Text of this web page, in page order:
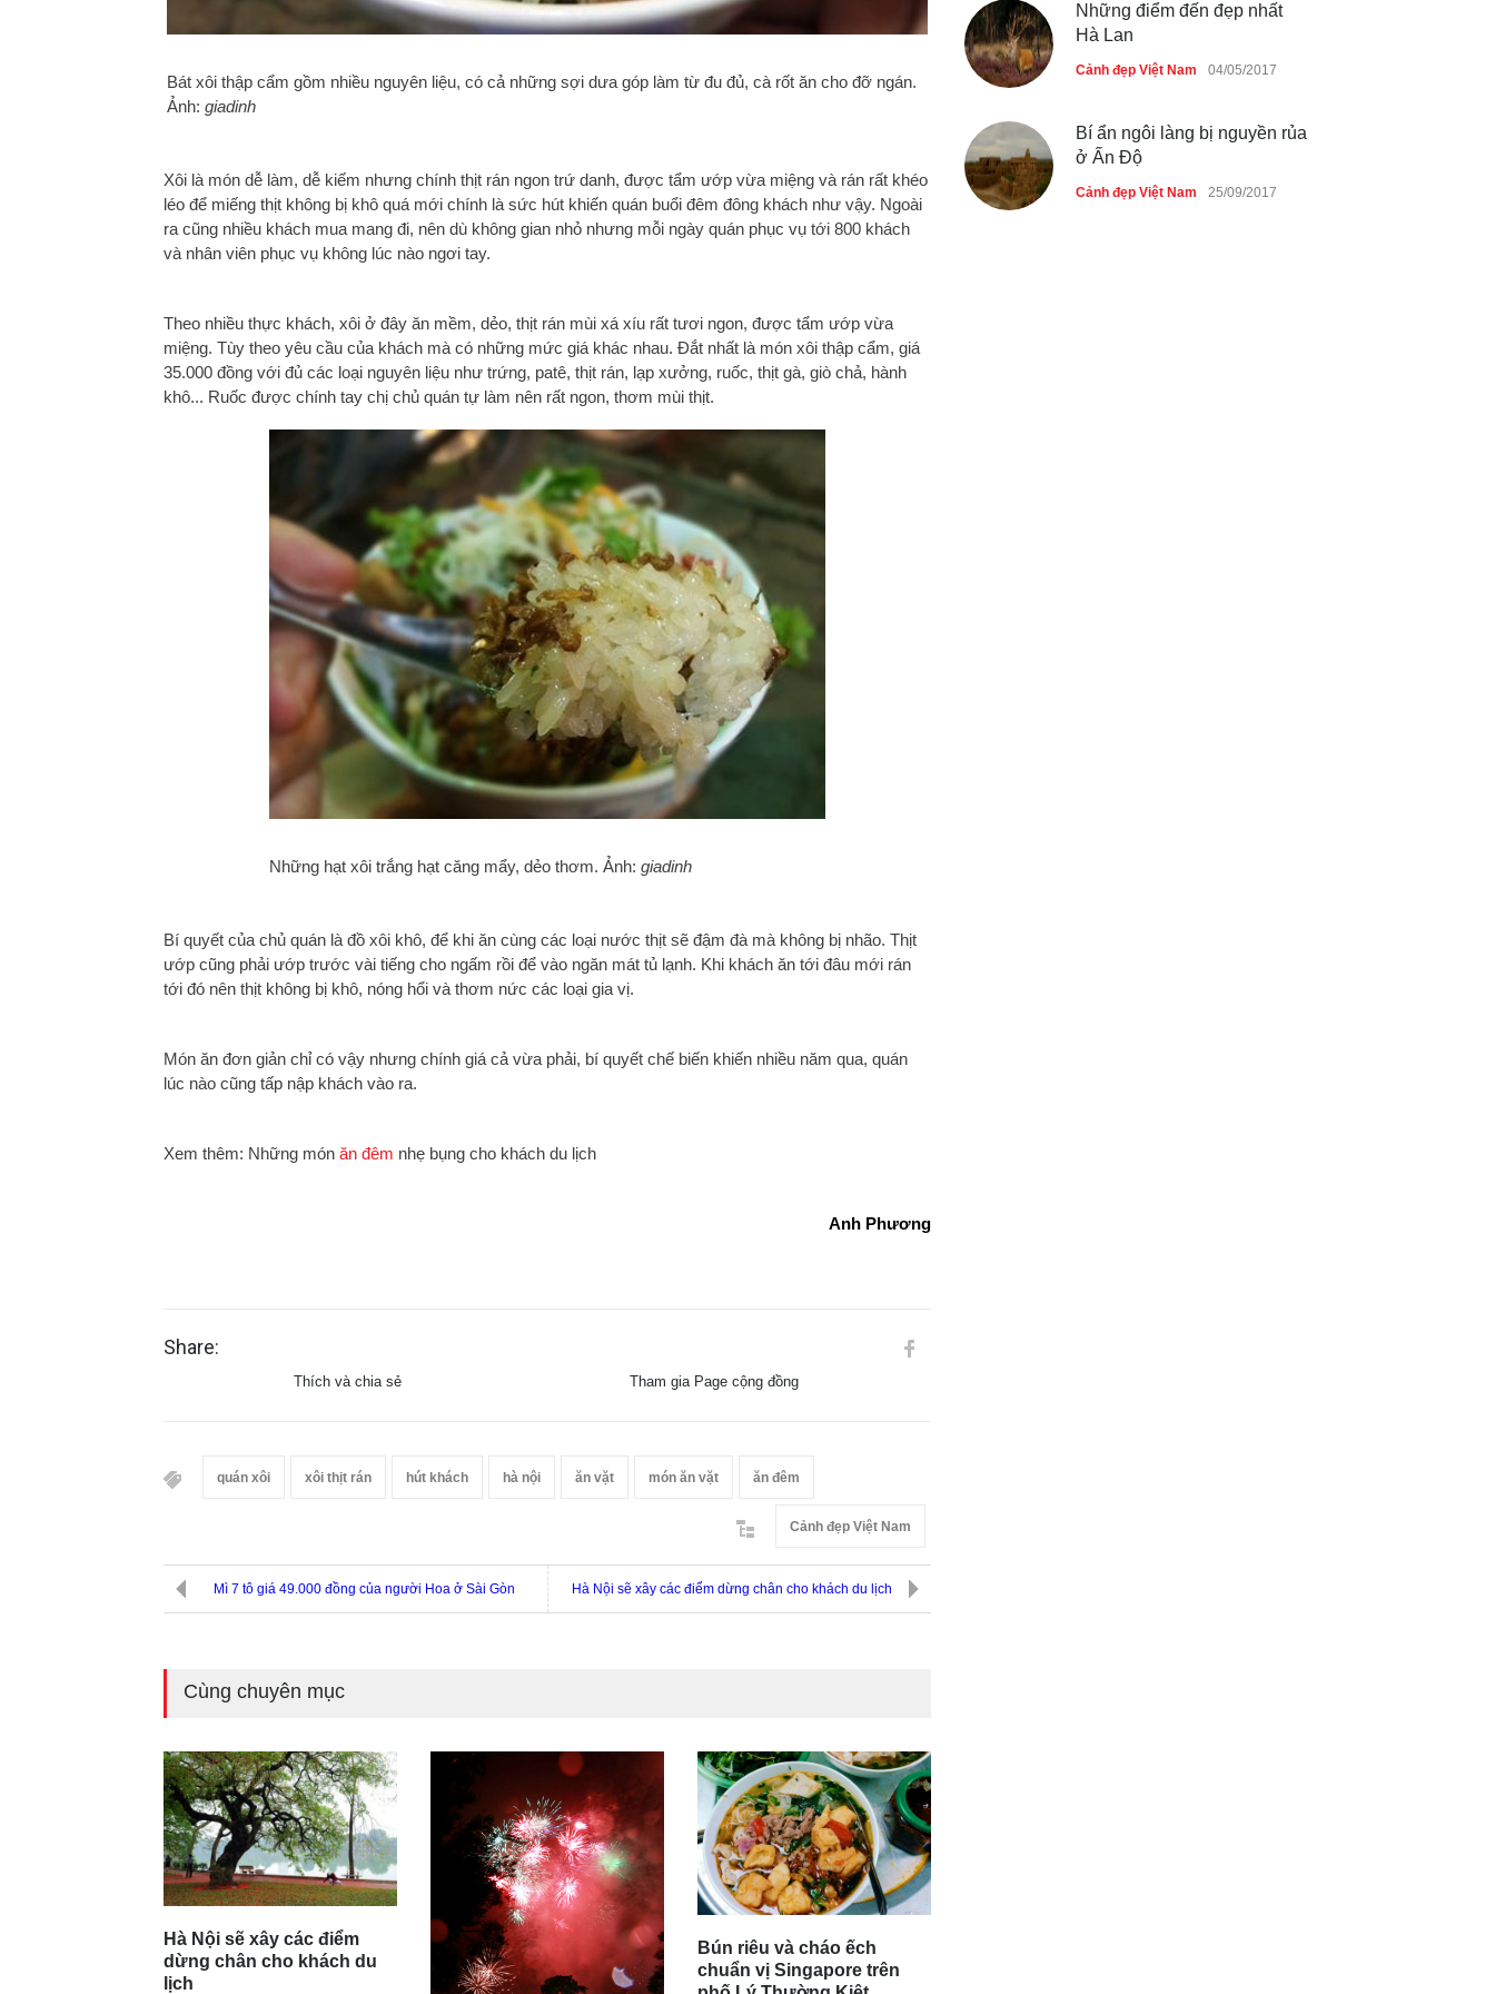
Bát xôi thập cẩm gồm nhiều nguyên liệu, có cả những sợi dưa góp làm từ đu đủ, cà rốt ăn cho đỡ ngán.
Ảnh: giadinh
Xôi là món dễ làm, dễ kiếm nhưng chính thịt rán ngon trứ danh, được tẩm ướp vừa miệng và rán rất khéo
léo để miếng thịt không bị khô quá mới chính là sức hút khiến quán buổi đêm đông khách như vậy. Ngoài
ra cũng nhiều khách mua mang đi, nên dù không gian nhỏ nhưng mỗi ngày quán phục vụ tới 800 khách
và nhân viên phục vụ không lúc nào ngơi tay.
Theo nhiều thực khách, xôi ở đây ăn mềm, dẻo, thịt rán mùi xá xíu rất tươi ngon, được tẩm ướp vừa
miệng. Tùy theo yêu cầu của khách mà có những mức giá khác nhau. Đắt nhất là món xôi thập cẩm, giá
35.000 đồng với đủ các loại nguyên liệu như trứng, patê, thịt rán, lạp xưởng, ruốc, thịt gà, giò chả, hành
khô... Ruốc được chính tay chị chủ quán tự làm nên rất ngon, thơm mùi thịt.
Những hạt xôi trắng hạt căng mẩy, dẻo thơm. Ảnh: giadinh
Bí quyết của chủ quán là đồ xôi khô, để khi ăn cùng các loại nước thịt sẽ đậm đà mà không bị nhão. Thịt
ướp cũng phải ướp trước vài tiếng cho ngấm rồi để vào ngăn mát tủ lạnh. Khi khách ăn tới đâu mới rán
tới đó nên thịt không bị khô, nóng hổi và thơm nức các loại gia vị.
Món ăn đơn giản chỉ có vậy nhưng chính giá cả vừa phải, bí quyết chế biến khiến nhiều năm qua, quán
lúc nào cũng tấp nập khách vào ra.
Xem thêm: Những món ăn đêm nhẹ bụng cho khách du lịch
Anh Phương
Share:
Thích và chia sẻ Tham gia Page cộng đồng
quán xôi xôi thịt rán hút khách hà nội ăn vặt món ăn vặt ăn đêm
Cảnh đẹp Việt Nam
Mì 7 tô giá 49.000 đồng của người Hoa ở Sài Gòn Hà Nội sẽ xây các điểm dừng chân cho khách du lịch
Cùng chuyên mục
Hà Nội sẽ xây các điểm
dừng chân cho khách du
lịch
Bún riêu và cháo ếch
chuẩn vị Singapore trên
Những điểm đến đẹp nhất
Hà Lan
Cảnh đẹp Việt Nam 04/05/2017
Bí ẩn ngôi làng bị nguyền rủa
ở Ấn Độ
Cảnh đẹp Việt Nam 25/09/2017